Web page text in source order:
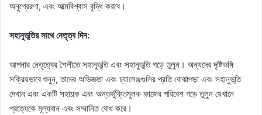
অনুপ্রেরণা, এবং আত্মবিশ্বাস বৃদ্ধি করবে।
সহানুভূতির সাথে নেতৃত্ব দিন:
আপনার নেতৃত্বের শৈলীতে সহানুভূতি এবং সহানুভূতি গড়ে তুলুন। অন্যদের দৃষ্টিভঙ্গি
সক্রিয়ভাবে শুনুন, তাদের অভিজ্ঞতা এবং চ্যালেঞ্জগুলির প্রতি বোঝাপড়া এবং সহানুভূতি
দেখান এবং একটি সহায়ক এবং অন্তর্ভুক্তিমূলক কাজের পরিবেশ গড়ে তুলুন যেখানে
প্রত্যেকে মূল্যবান এবং সম্মানিত বোধ করে।